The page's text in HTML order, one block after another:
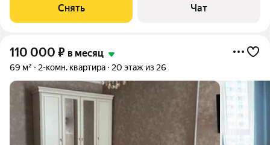
Микроволновка Окна выходят во двор. В подъезде 2 лифта - 1
грузовой и 1
Снять Чат
110 000 ₽ в месяц
69 м² 2-комн. квартира 20 этаж из 26